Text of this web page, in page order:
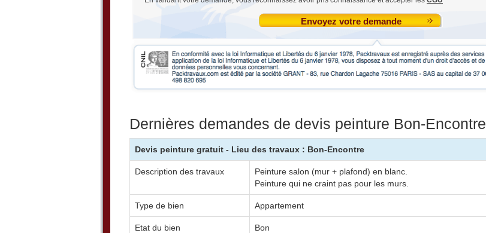
Envoyez votre demande
Dernières demandes de devis peinture Bon-Encontre
Devis peinture gratuit - Lieu des travaux : Bon-Encontre
Description des travaux
Peinture salon (mur + plafond) en blanc.
Peinture qui ne craint pas pour les murs.
Type de bien Appartement
Etat du bien Bon